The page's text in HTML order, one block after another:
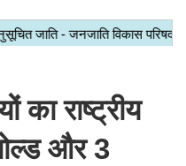
का राष्ट्रीय
और 3